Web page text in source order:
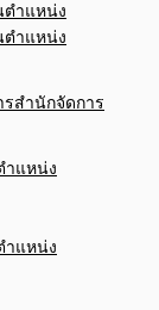
ตำแหน่ง
ตำแหน่ง
รสำนักจัดการ
ำแหน่ง
ำแหน่ง